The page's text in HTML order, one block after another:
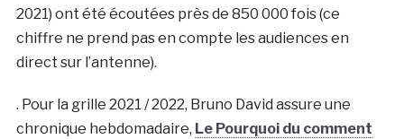
2021) ont été écoutées près de 850 000 fois (ce
chiffre ne prend pas en compte les audiences en
direct sur l’antenne).
. Pour la grille 2021 / 2022, Bruno David assure une
chronique hebdomadaire, Le Pourquoi du comment